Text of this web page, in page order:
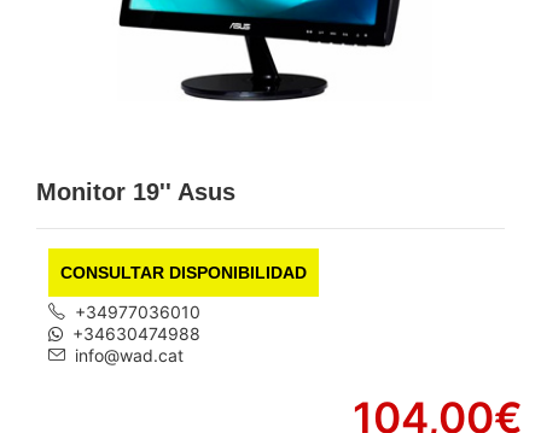
Monitor 19'' Asus
CONSULTAR DISPONIBILIDAD
+34977036010
+34630474988
info@wad.cat
104,00€